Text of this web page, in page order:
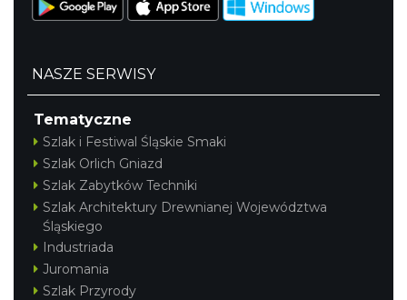
NASZE SERWISY
Tematyczne
Szlak i Festiwal Śląskie Smaki
Szlak Orlich Gniazd
Szlak Zabytków Techniki
Szlak Architektury Drewnianej Województwa
Śląskiego
Industriada
Juromania
Szlak Przyrody